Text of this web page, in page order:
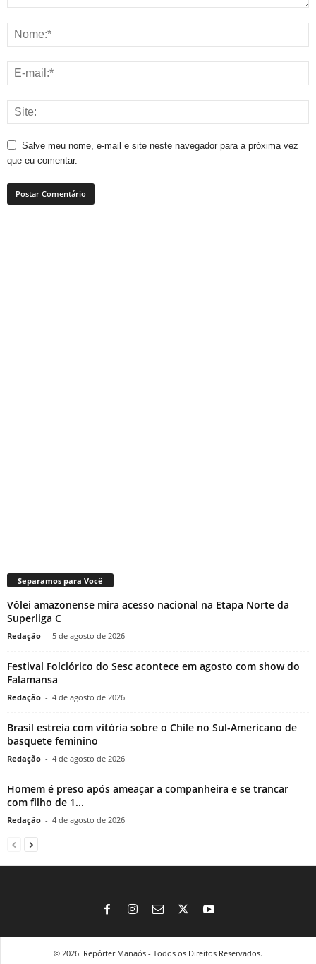
Salve meu nome, e-mail e site neste navegador para a próxima vez
que eu comentar.
Separamos para Você
Vôlei amazonense mira acesso nacional na Etapa Norte da
Superliga C
Redação - 5 de agosto de 2026
Festival Folclórico do Sesc acontece em agosto com show do
Falamansa
Redação - 4 de agosto de 2026
Brasil estreia com vitória sobre o Chile no Sul-Americano de
basquete feminino
Redação - 4 de agosto de 2026
Homem é preso após ameaçar a companheira e se trancar
com filho de 1...
Redação - 4 de agosto de 2026
© 2026. Repórter Manaós - Todos os Direitos Reservados.